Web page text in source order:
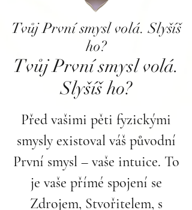
Tvůj První smysl volá. Slyšíš
ho?
Tvůj První smysl volá.
Slyšíš ho?
Před vašimi pěti fyzickými
smysly existoval váš původní
První smysl – vaše intuice. To
je vaše přímé spojení se
Zdrojem, Stvořitelem, s